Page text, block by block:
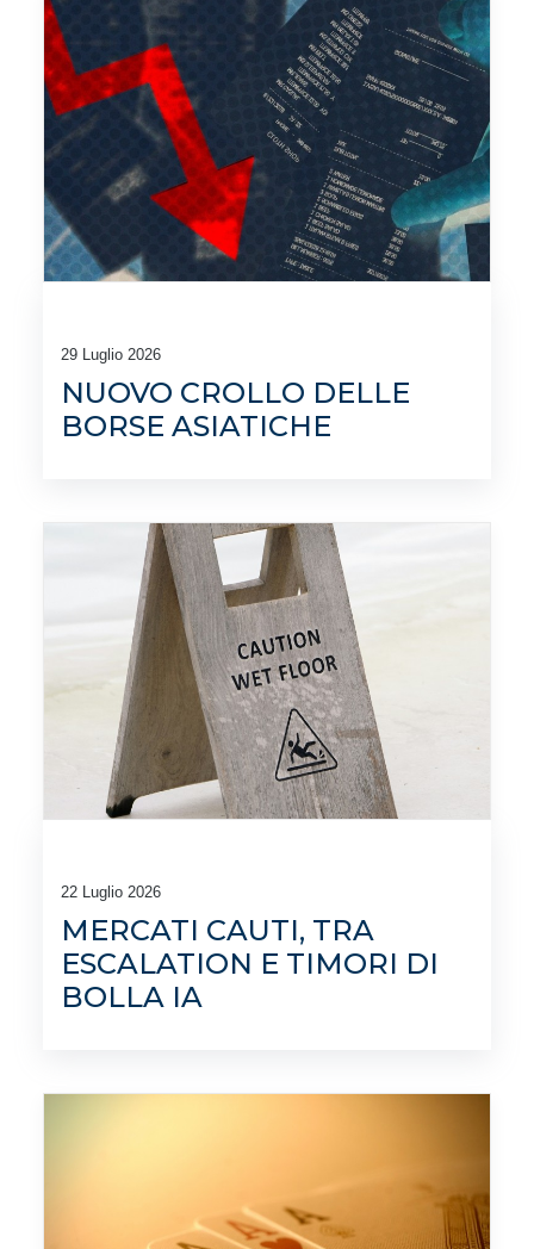
29 Luglio 2026
NUOVO CROLLO DELLE
BORSE ASIATICHE
22 Luglio 2026
MERCATI CAUTI, TRA
ESCALATION E TIMORI DI
BOLLA IA